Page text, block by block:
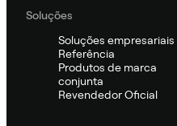
Soluções
Soluções empresariais
Referência
Produtos de marca
conjunta
Revendedor Oficial